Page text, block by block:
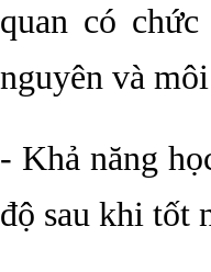
quan có
nguyên và
- Khả năng
độ sau khi tốt